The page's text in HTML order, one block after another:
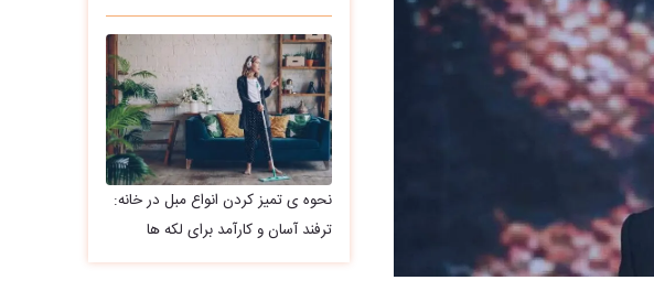
نحوه ی تمیز کردن انواع مبل در خانه:
ترفند آسان و کارآمد برای لکه ها